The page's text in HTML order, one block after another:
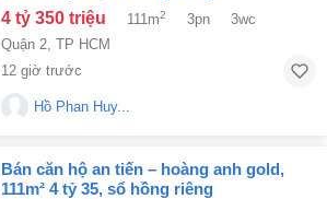
4 tỷ 350 triệu 111m2 3pn
3wc
Quận 2 TP HCM
12 giờ trước
Hồ Phan Huy...
bán căn hộ an tiến – hoàng anh gold,
111m² 4 tỷ 35, sổ hồng riêng